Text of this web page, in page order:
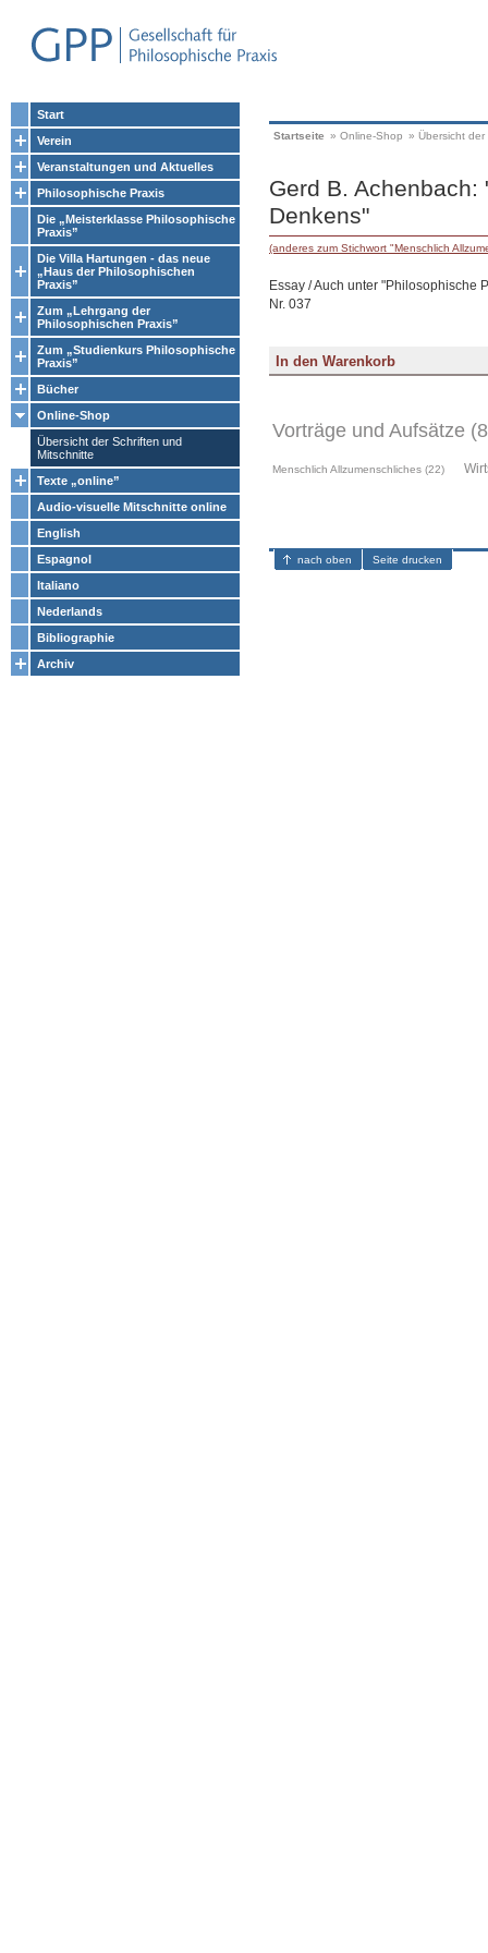
Start
Verein
Veranstaltungen und Aktuelles
Philosophische Praxis
Die „Meisterklasse Philosophische
Praxis”
Die Villa Hartungen - das neue
„Haus der Philosophischen
Praxis”
Zum „Lehrgang der
Philosophischen Praxis”
Zum „Studienkurs Philosophische
Praxis”
Bücher
Online-Shop
Übersicht der Schriften und
Mitschnitte
Texte „online”
Audio-visuelle Mitschnitte online
English
Espagnol
Italiano
Nederlands
Bibliographie
Archiv
Startseite » Online-Shop » Übersicht
Gerd B.
Denkens"
(anderes zum Stichwort "Menschlich
Essay / Auch unter "Philosophische
Nr. 037
Vorträge und Aufsätze
Menschlich Allzumenschliches (22)
nach oben Seite drucken